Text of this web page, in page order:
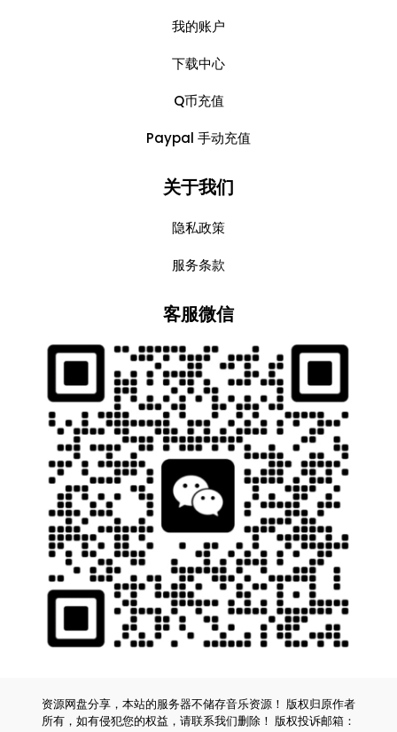
我的账户
下载中心
Q币充值
Paypal 手动充值
关于我们
隐私政策
服务条款
客服微信
资源网盘分享，本站的服务器不储存音乐资源！ 版权归原作者
所有，如有侵犯您的权益，请联系我们删除！ 版权投诉邮箱：